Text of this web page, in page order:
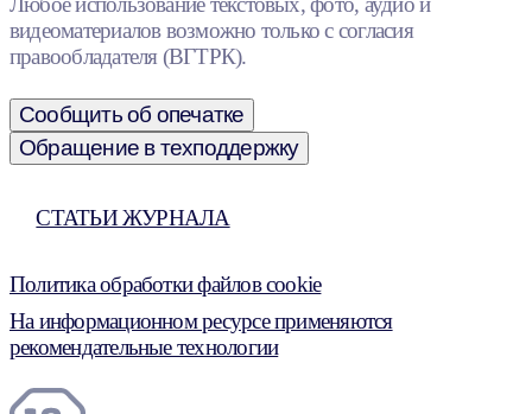
видеоматериалов возможно только с согласия
правообладателя (ВГТРК).
Сообщить об опечатке
Обращение в техподдержку
СТАТЬИ ЖУРНАЛА
Политика обработки файлов cookie
На информационном ресурсе применяются
рекомендательные технологии